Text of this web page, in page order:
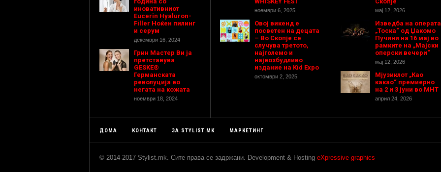
иновативниот
Eucerin Hyaluron-
Filler Ноќен пилинг
и серум
декември 16, 2024
Грин Мастер Ви ја
претставува
GESKE®
Германската
револуција во
негата на кожата
ноември 18, 2024
ноември 6, 2025
Овој викенд е
посветен на децата
– Во Скопје се
случува третото,
најголемо и
највозбудливо
издание на Kid Expo
октомври 2, 2025
мај 12, 2026
Изведба на операта
„Тоска“ од Џакомо
Пучини на 16 мај во
рамките на „Мајски
оперски вечери“
мај 12, 2026
Мјузиклот „Као
какао“ премиерно
на 2 и 3 јуни во МНТ
април 24, 2026
ДОМА КОНТАКТ ЗА STYLIST.MK МАРКЕТИНГ
© 2014-2017 Stylist.mk. Сите права се задржани. Development & Hosting eXpressive graphics